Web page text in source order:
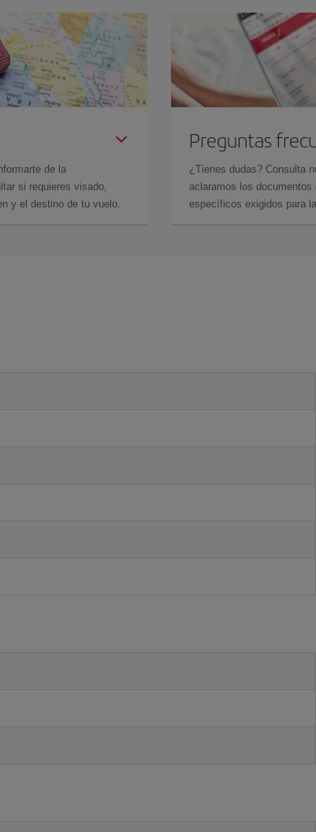
de la
si requieres visado,
y el destino de tu vuelo.
Preguntas
¿Tienes dudas? Consulta
aclaramos los
específicos exigidos para